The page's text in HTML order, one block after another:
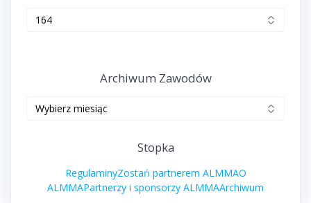
Archiwum Zawodów
Stopka
RegulaminyZostań partnerem ALMMAO
ALMMAPartnerzy i sponsorzy ALMMAArchiwum